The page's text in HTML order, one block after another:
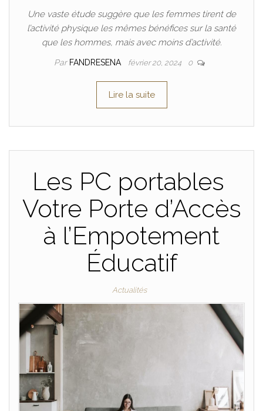
Une vaste étude suggère que les femmes tirent de
l’activité physique les mêmes bénéfices sur la santé
que les hommes, mais avec moins d’activité.
Par FANDRESENA février 20, 2024 0
Lire la suite
Les PC portables
Votre Porte d’Accès
à l’Empotement
Éducatif
Actualités